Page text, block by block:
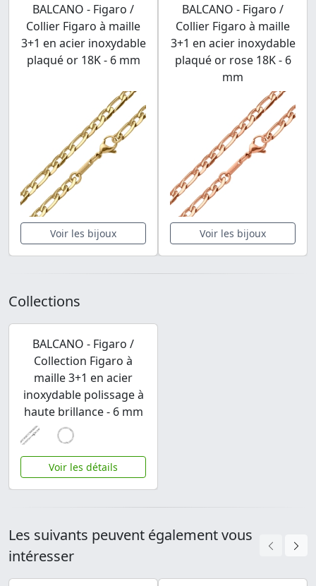
BALCANO - Figaro /
Collier Figaro à maille
3+1 en acier inoxydable
plaqué or 18K - 6 mm
Voir les bijoux
BALCANO - Figaro /
Collier Figaro à maille
3+1 en acier inoxydable
plaqué or rose 18K - 6
mm
Voir les bijoux
Collections
BALCANO - Figaro /
Collection Figaro à
maille 3+1 en acier
inoxydable polissage à
haute brillance - 6 mm
Voir les détails
Les suivants peuvent également vous
intéresser